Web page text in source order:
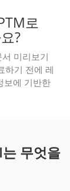
로
?
미리보기
하기 전에 레
보에 기반한
는 무엇을